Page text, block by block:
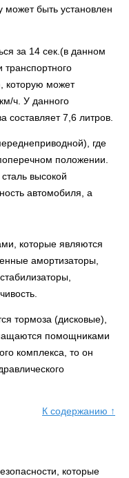
быть установлен
за 14 сек.(в данном
транспортного
которую может
ч. У данного
составляет 7,6 литров.
где
положении.
высокой
автомобиля, а
которые являются
амортизаторы,
тормоза (дисковые),
помощниками
комплекса, то он
К содержанию ↑
которые